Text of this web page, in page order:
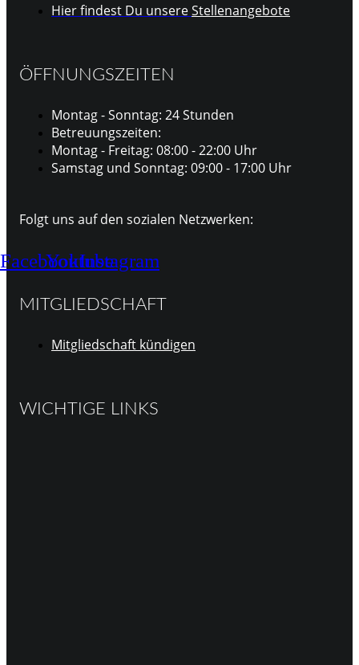
Hier findest Du unsereStellenangebote
ÖFFNUNGSZEITEN
Montag - Sonntag: 24 Stunden
Betreuungszeiten:
Montag - Freitag: 08:00 - 22:00 Uhr
Samstag und Sonntag: 09:00 - 17:00 Uhr
Folgt uns auf den sozialen Netzwerken:
FacebookYoutubeInstagram
MITGLIEDSCHAFT
Mitgliedschaft kündigen
WICHTIGE LINKS